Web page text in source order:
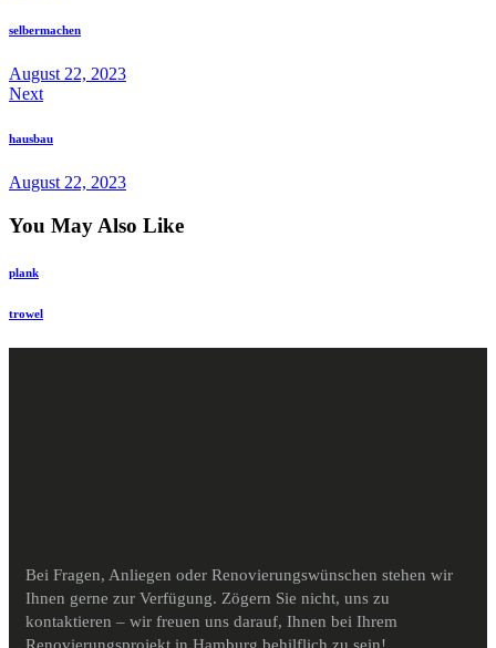
selbermachen
August 22, 2023
Next
hausbau
August 22, 2023
You May Also Like
plank
trowel
Bei Fragen, Anliegen oder Renovierungswünschen stehen wir
Ihnen gerne zur Verfügung. Zögern Sie nicht, uns zu
kontaktieren – wir freuen uns darauf, Ihnen bei Ihrem